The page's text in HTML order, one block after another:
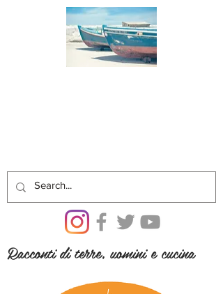
Racconti di terre, uomini e cucina